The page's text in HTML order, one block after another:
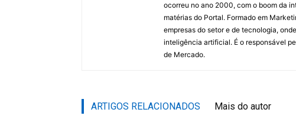
ocorreu no ano 2000, com o boom da
matérias do Portal. Formado em
empresas do setor e de tecnologia,
inteligência artificial. É o responsável
de Mercado.
ARTIGOS RELACIONADOS Mais do autor